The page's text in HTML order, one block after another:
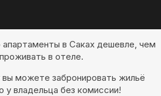
апартаменты в Саках дешевле, чем
проживать в отеле.
можете забронировать жильё
у владельца без комиссии!